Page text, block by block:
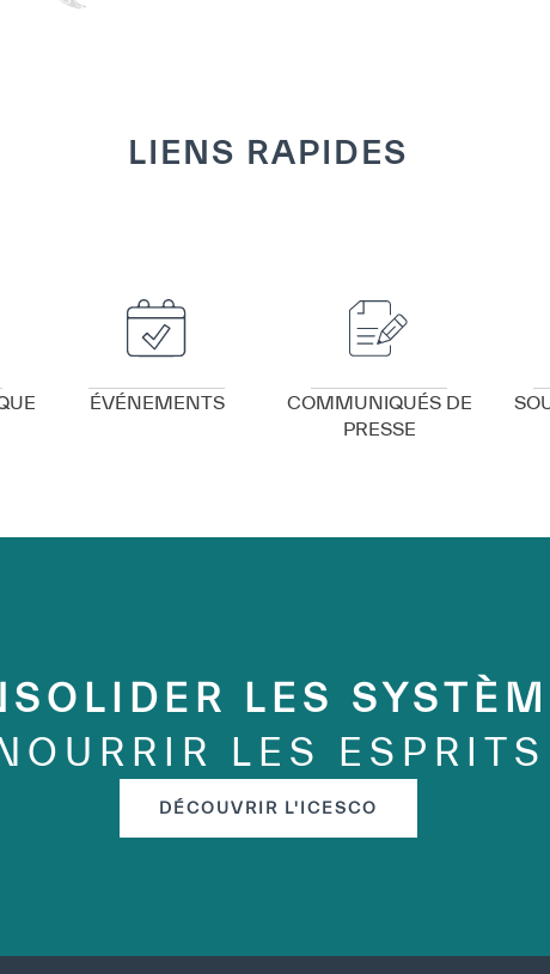
LIENS RAPIDES
ÉVÉNEMENTS
COMMUNIQUÉS DE
PRESSE
LES
LES ESPRITS
DÉCOUVRIR L'ICESCO